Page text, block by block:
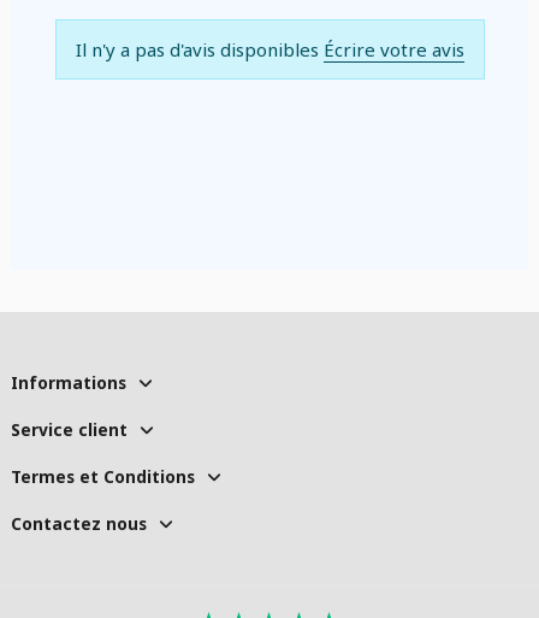
Il n'y a pas d'avis disponibles Écrire votre avis
Informations
Service client
Termes et Conditions
Contactez nous